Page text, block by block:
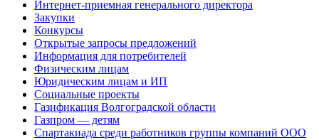
Интернет-приемная генерального директора
Закупки
Конкурсы
Открытые запросы предложений
Информация для потребителей
Физическим лицам
Юридическим лицам и ИП
Социальные проекты
Газификация Волгоградской области
Газпром — детям
Спартакиада среди работников группы компаний ООО